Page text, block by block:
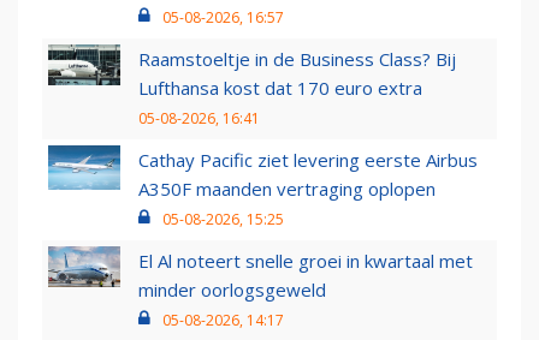
05-08-2026, 16:57
Raamstoeltje in de Business Class? Bij
Lufthansa kost dat 170 euro extra
05-08-2026, 16:41
Cathay Pacific ziet levering eerste Airbus
A350F maanden vertraging oplopen
05-08-2026, 15:25
El Al noteert snelle groei in kwartaal met
minder oorlogsgeweld
05-08-2026, 14:17